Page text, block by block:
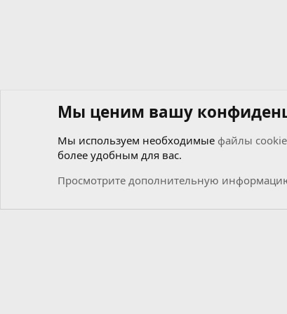
Форумы
Мы ценим вашу
Мы используем необходимые файлы cookie
более удобным для вас.
Просмотрите дополнительную